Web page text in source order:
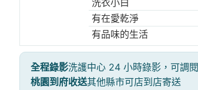
洗衣小白
有在愛乾淨
有品味的生活
全程錄影洗護中心 24 小時錄影，可調閱
桃園到府收送其他縣市可店到店寄送